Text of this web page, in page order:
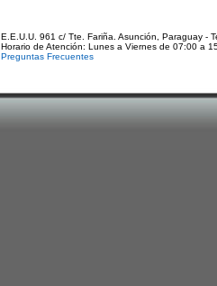
E.E.U.U. 961 c/ Tte. Fariña. Asunción, Paraguay -
Horario de Atención: Lunes a Viernes de 07:00 a
Preguntas Frecuentes